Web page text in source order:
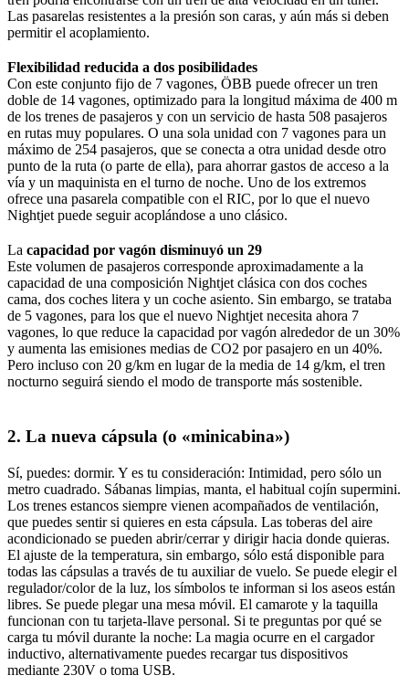
Las pasarelas resistentes a la presión son caras, y aún más si deben
permitir el acoplamiento.
Flexibilidad reducida a dos posibilidades
Con este conjunto fijo de 7 vagones, ÖBB puede ofrecer un tren
doble de 14 vagones, optimizado para la longitud máxima de 400 m
de los trenes de pasajeros y con un servicio de hasta 508 pasajeros
en rutas muy populares. O una sola unidad con 7 vagones para un
máximo de 254 pasajeros, que se conecta a otra unidad desde otro
punto de la ruta (o parte de ella), para ahorrar gastos de acceso a la
vía y un maquinista en el turno de noche. Uno de los extremos
ofrece una pasarela compatible con el RIC, por lo que el nuevo
Nightjet puede seguir acoplándose a uno clásico.
La capacidad por vagón disminuyó un 29
Este volumen de pasajeros corresponde aproximadamente a la
capacidad de una composición Nightjet clásica con dos coches
cama, dos coches litera y un coche asiento. Sin embargo, se trataba
de 5 vagones, para los que el nuevo Nightjet necesita ahora 7
vagones, lo que reduce la capacidad por vagón alrededor de un 30%
y aumenta las emisiones medias de CO2 por pasajero en un 40%.
Pero incluso con 20 g/km en lugar de la media de 14 g/km, el tren
nocturno seguirá siendo el modo de transporte más sostenible.
2. La nueva cápsula (o «minicabina»)
Sí, puedes: dormir. Y es tu consideración: Intimidad, pero sólo un
metro cuadrado. Sábanas limpias, manta, el habitual cojín supermini.
Los trenes estancos siempre vienen acompañados de ventilación,
que puedes sentir si quieres en esta cápsula. Las toberas del aire
acondicionado se pueden abrir/cerrar y dirigir hacia donde quieras.
El ajuste de la temperatura, sin embargo, sólo está disponible para
todas las cápsulas a través de tu auxiliar de vuelo. Se puede elegir el
regulador/color de la luz, los símbolos te informan si los aseos están
libres. Se puede plegar una mesa móvil. El camarote y la taquilla
funcionan con tu tarjeta-llave personal. Si te preguntas por qué se
carga tu móvil durante la noche: La magia ocurre en el cargador
inductivo, alternativamente puedes recargar tus dispositivos
mediante 230V o toma USB.